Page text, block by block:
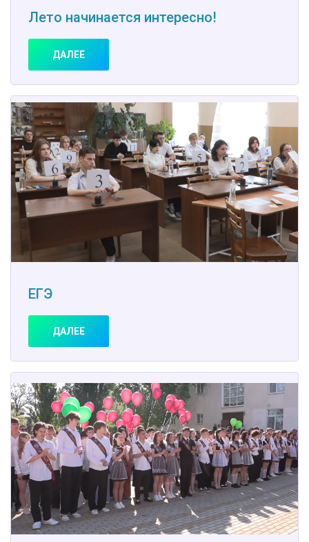
Лето начинается интересно!
ДАЛЕЕ
ЕГЭ
ДАЛЕЕ